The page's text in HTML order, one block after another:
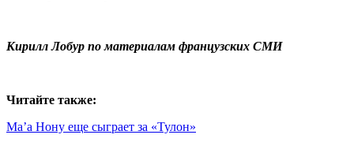
Кирилл Лобур по материалам французских СМИ
Читайте также:
Ма’а Нону еще сыграет за «Тулон»